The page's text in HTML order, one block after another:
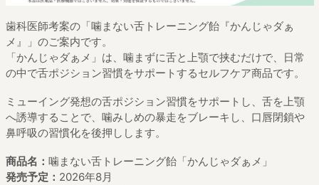
歯科医師考案の「噛まない舌トレーニング飴『かんじゃダぁ
メ』」のご案内です。
「かんじゃダぁメ」は、噛まずに舌と上顎で挟むだけで、日常
の中で舌ポジション習慣をサポートするセルフケア商品です。
ミューイング発想の舌ポジション習慣をサポートし、舌を上顎
へ誘導することで、噛みしめの暴走をブレーキし、口唇閉鎖や
鼻呼吸の習慣化を後押しします。
商品名： 噛まない舌トレーニング飴「かんじゃダぁメ」
発売予定： 2026年8月